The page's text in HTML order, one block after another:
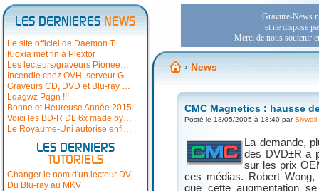
LES DERNIERESNEWS
Le site officiel de Daemon T…
Kioxia met fin à Plextor
Les lecteurs/graveurs Pionee…
Incendie chez OVH: serveur G…
Graveurs CD, DVD et Blu-ray …
Lqagwz Pqgn !!!
Bonne et Heureuse Année 2015
Voici les BD-R DL 6x made by…
Le Royaume-Uni autorise enfi…
LES DERNIERS
TUTORIELS
Changer le nom d'un lecteur DV...
Du Blu-ray au MKV
› News
CMC Magnetics : hausse
Posté le 18/05/2005 à 18:40 parSlywall
La demande,
des DVD±R a
sur les prix
ces médias. Robert
que cette augmentation